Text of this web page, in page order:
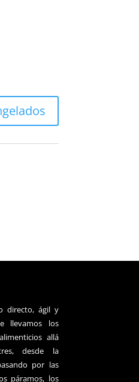
directo, ágil y
llevamos los
allá
desde la
por las
páramos, los